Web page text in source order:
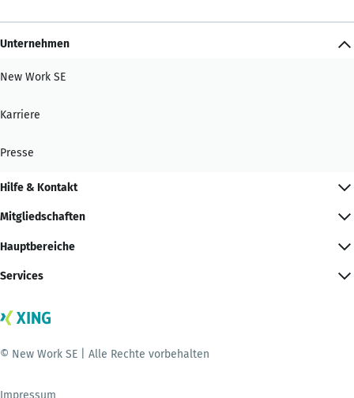
Unternehmen
New Work SE
Karriere
Presse
Hilfe & Kontakt
Mitgliedschaften
Hauptbereiche
Services
© New Work SE | Alle Rechte vorbehalten
Impressum